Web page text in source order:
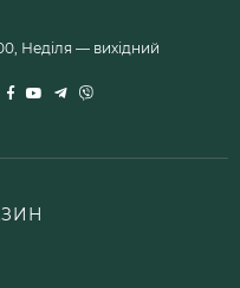
Неділя — вихідний